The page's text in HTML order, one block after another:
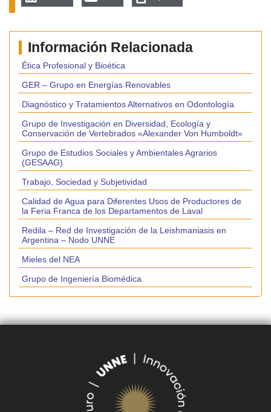
Información Relacionada
Ética Profesional y Bioética
GER – Grupo en Energías Renovables
Diagnóstico y Tratamientos Alternativos en Odontología
Grupo de Investigación en Diversidad, Ecología y
Conservación de Vertebrados «Alexander Von Humboldt»
Grupo de Estudios Sociales y Ambientales Agrarios
(GESAAG)
Trabajo, Sociedad y Subjetividad
Calidad de Agua para Diferentes Usos de Productores de
la Feria Franca de los Departamentos de Laval
Redila – Red de Investigación de la Leishmaniasis en
Argentina – Nodo UNNE
Mieles del NEA
Grupo de Ingeniería Biomédica